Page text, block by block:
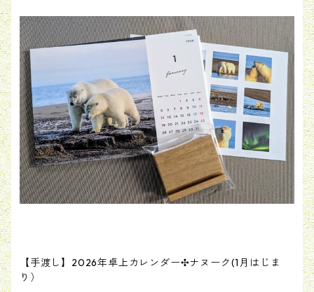
【手渡し】2026年卓上カレンダー✣ナヌーク(1月はじま
り）